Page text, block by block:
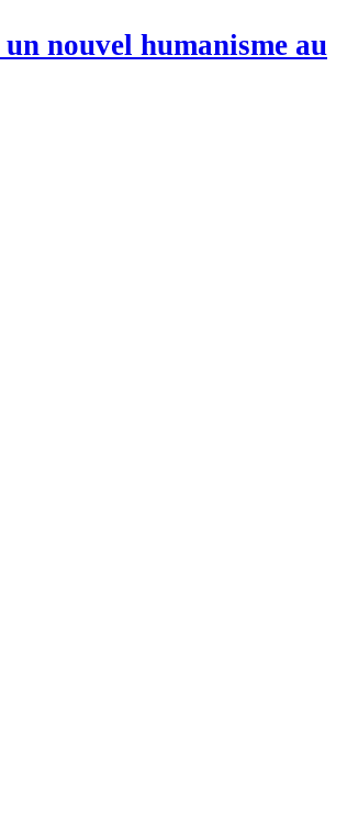
nouvel humanisme au